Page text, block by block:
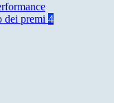
dei premi 4